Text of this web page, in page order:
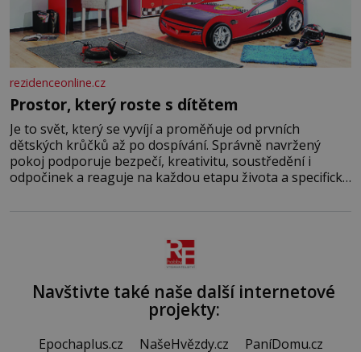
rezidenceonline.cz
Prostor, který roste s dítětem
Je to svět, který se vyvíjí a proměňuje od prvních
dětských krůčků až po dospívání. Správně navržený
pokoj podporuje bezpečí, kreativitu, soustředění i
odpočinek a reaguje na každou etapu života a specifické
Navštivte také naše další internetové
projekty:
Epochaplus.cz NašeHvězdy.cz PaníDomu.cz